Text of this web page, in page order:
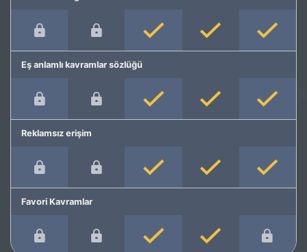
Eş anlamlı kavramlar sözlüğü
Reklamsız erişim
Favori Kavramlar